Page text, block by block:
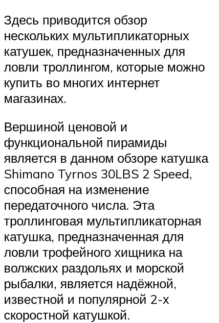
Здесь приводится обзор
нескольких мультипликаторных
катушек, предназначенных для
ловли троллингом, которые можно
купить во многих интернет
магазинах.
Вершиной ценовой и
функциональной пирамиды
является в данном обзоре катушка
Shimano Tyrnos 30LBS 2 Speed,
способная на изменение
передаточного числа. Эта
троллинговая мультипликаторная
катушка, предназначенная для
ловли трофейного хищника на
волжских раздольях и морской
рыбалки, является надёжной,
известной и популярной 2-х
скоростной катушкой.